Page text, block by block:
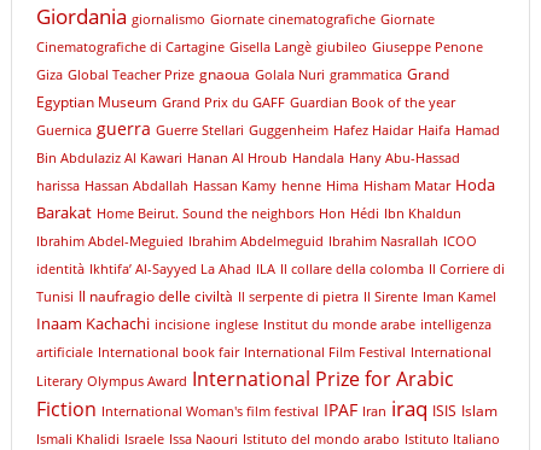
Giordania giornalismo Giornate cinematografiche Giornate
Cinematografiche di Cartagine Gisella Langè giubileo Giuseppe Penone
Giza Global Teacher Prize gnaoua Golala Nuri grammatica Grand
Egyptian Museum Grand Prix du GAFF Guardian Book of the year
Guernica guerra Guerre Stellari Guggenheim Hafez Haidar Haifa Hamad
Bin Abdulaziz Al Kawari Hanan Al Hroub Handala Hany Abu-Hassad
harissa Hassan Abdallah Hassan Kamy henne Hima Hisham Matar Hoda
Barakat Home Beirut. Sound the neighbors Hon Hédi Ibn Khaldun
Ibrahim Abdel-Meguied Ibrahim Abdelmeguid Ibrahim Nasrallah ICOO
identità Ikhtifa’ Al-Sayyed La Ahad ILA Il collare della colomba Il Corriere di
Tunisi Il naufragio delle civiltà Il serpente di pietra Il Sirente Iman Kamel
Inaam Kachachi incisione inglese Institut du monde arabe intelligenza
artificiale International book fair International Film Festival International
Literary Olympus Award International Prize for Arabic
Fiction International Woman's film festival IPAF Iran iraq ISIS Islam
Ismali Khalidi Israele Issa Naouri Istituto del mondo arabo Istituto Italiano